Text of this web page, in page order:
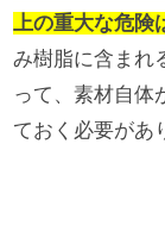
上の重大な危険
み樹脂に含まれ
って、素材自体
ておく必要があ